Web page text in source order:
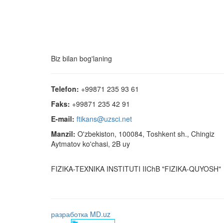
Biz bilan bog'laning
Telefon: +99871 235 93 61
Faks: +99871 235 42 91
E-mail: ftikans@uzsci.net
Manzil: O'zbekiston, 100084, Toshkent sh., Chingiz
Aytmatov ko'chasi, 2B uy
FIZIKA-TEXNIKA INSTITUTI IIChB "FIZIKA-QUYOSH"
разработка MD.uz